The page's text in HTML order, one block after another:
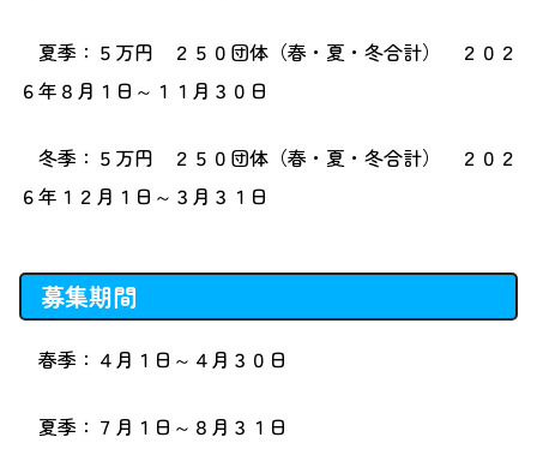
夏季：５万円 ２５０団体（春・夏・冬合計） ２０２
６年８月１日～１１月３０日
冬季：５万円 ２５０団体（春・夏・冬合計） ２０２
６年１２月１日～３月３１日
募集期間
春季：４月１日～４月３０日
夏季：７月１日～８月３１日